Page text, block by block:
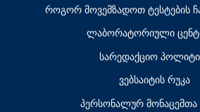
როგორ მოვემზადოთ ტესტების
ლაბორატორიული
სარედაქციო
ვებსაიტის რუკა
პერსონალურ მონაცემთა